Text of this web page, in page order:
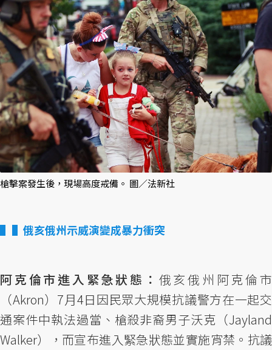
槍擊案發生後，現場高度戒備。 圖／法新社
▌俄亥俄州示威演變成暴力衝突
阿克倫市進入緊急狀態： 俄亥俄州阿克倫市
（Akron）7月4日因民眾大規模抗議警方在一起交
通案件中執法過當、槍殺非裔男子沃克（Jayland
Walker），而宣布進入緊急狀態並實施宵禁。抗議